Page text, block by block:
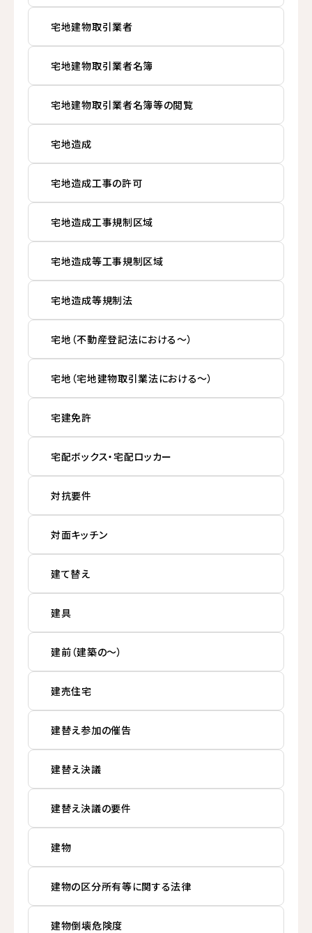
宅地建物取引業者
宅地建物取引業者名簿
宅地建物取引業者名簿等の閲覧
宅地造成
宅地造成工事の許可
宅地造成工事規制区域
宅地造成等工事規制区域
宅地造成等規制法
宅地（不動産登記法における～）
宅地（宅地建物取引業法における～）
宅建免許
宅配ボックス・宅配ロッカー
対抗要件
対面キッチン
建て替え
建具
建前（建築の～）
建売住宅
建替え参加の催告
建替え決議
建替え決議の要件
建物
建物の区分所有等に関する法律
建物倒壊危険度